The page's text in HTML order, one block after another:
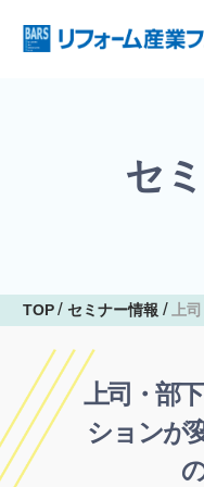
セ
TOP セミナー情報 上
上司・部
ションが